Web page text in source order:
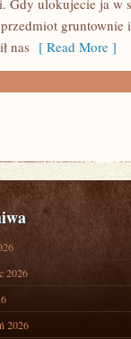
Gdy ulokujecie ja w
nas [ Read More ]
2026
2026